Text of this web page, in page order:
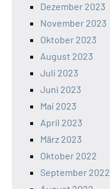
Dezember 2023
November 2023
Oktober 2023
August 2023
Juli 2023
Juni 2023
Mai 2023
April 2023
März 2023
Oktober 2022
September 2022